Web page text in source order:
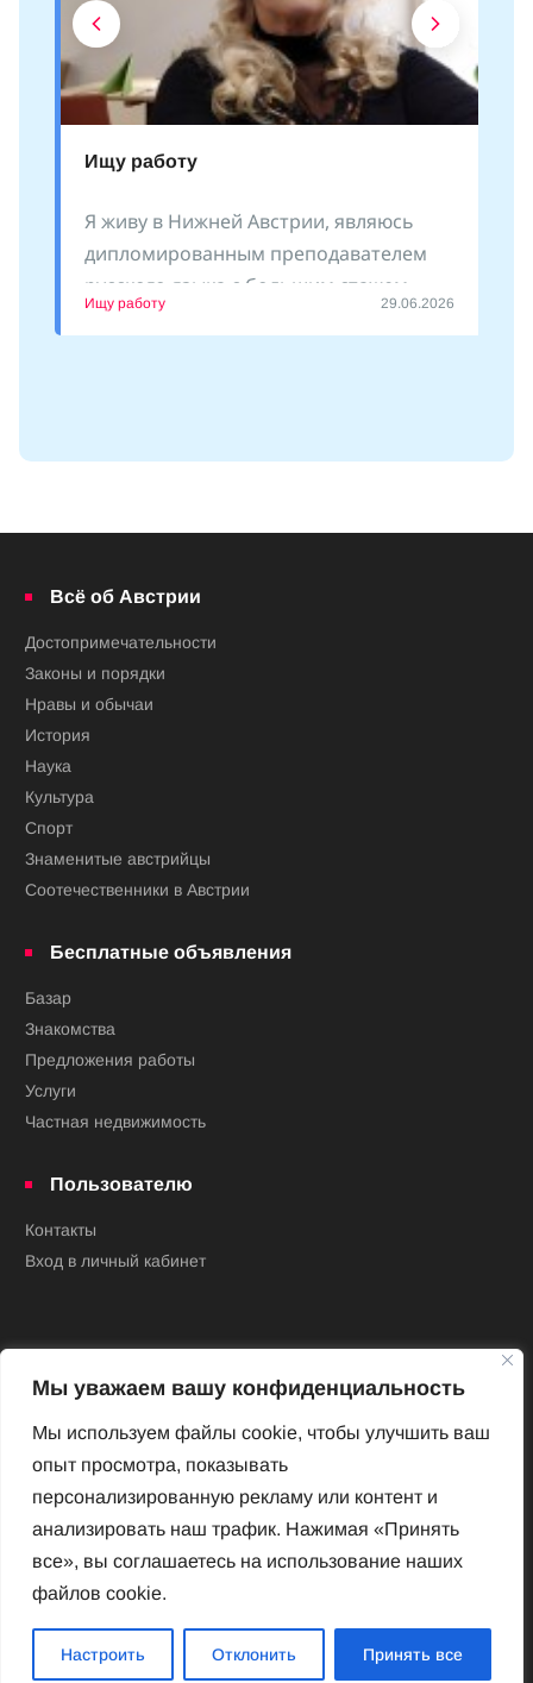
Мы уважаем вашу конфиденциальность
Мы используем файлы cookie, чтобы улучшить ваш
опыт просмотра, показывать
персонализированную рекламу или контент и
анализировать наш трафик. Нажимая «Принять
все», вы соглашаетесь на использование наших
файлов cookie.
Настроить Отклонить Принять все
Ищу работу
Я живу в Нижней Австрии, являюсь
дипломированным преподавателем
русского языка с большим стажем
преподавания как
Ищу работу 29.06.2026
Всё об Австрии
Достопримечательности
Законы и порядки
Нравы и обычаи
История
Наука
Культура
Спорт
Знаменитые австрийцы
Соотечественники в Австрии
Бесплатные объявления
Базар
Знакомства
Предложения работы
Услуги
Частная недвижимость
Пользователю
Контакты
Вход в личный кабинет
Новый Венский журнал
Архив номеров
Impressum
Новый Венский журнал